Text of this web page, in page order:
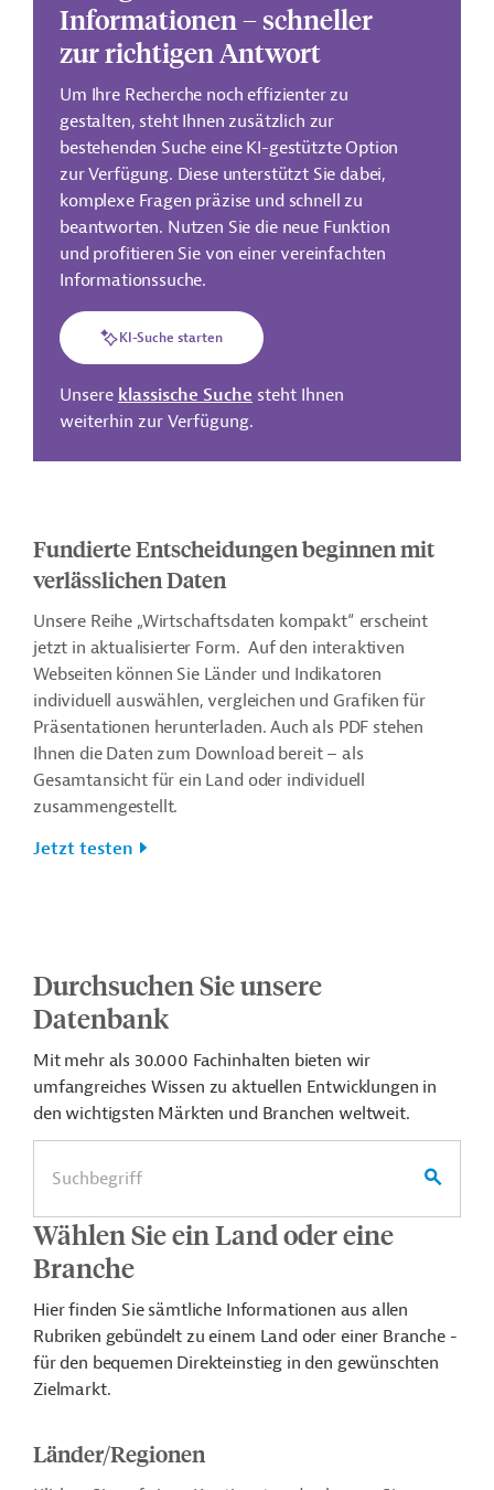
Informationen – schneller
zur richtigen Antwort
Um Ihre Recherche noch effizienter zu
gestalten, steht Ihnen zusätzlich zur
bestehenden Suche eine KI-gestützte Option
zur Verfügung. Diese unterstützt Sie dabei,
komplexe Fragen präzise und schnell zu
beantworten. Nutzen Sie die neue Funktion
und profitieren Sie von einer vereinfachten
Informationssuche.
KI-Suche starten
Unsere klassische Suche steht Ihnen
weiterhin zur Verfügung.
Fundierte Entscheidungen beginnen mit
verlässlichen Daten
Unsere Reihe „Wirtschaftsdaten kompakt“ erscheint
jetzt in aktualisierter Form. Auf den interaktiven
Webseiten können Sie Länder und Indikatoren
individuell auswählen, vergleichen und Grafiken für
Präsentationen herunterladen. Auch als PDF stehen
Ihnen die Daten zum Download bereit – als
Gesamtansicht für ein Land oder individuell
zusammengestellt.
Jetzt testen
Durchsuchen Sie unsere
Datenbank
Mit mehr als 30.000 Fachinhalten bieten wir
umfangreiches Wissen zu aktuellen Entwicklungen in
den wichtigsten Märkten und Branchen weltweit.
Wählen Sie ein Land oder eine
Branche
Hier finden Sie sämtliche Informationen aus allen
Rubriken gebündelt zu einem Land oder einer Branche -
für den bequemen Direkteinstieg in den gewünschten
Zielmarkt.
Länder/Regionen